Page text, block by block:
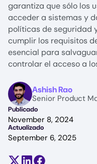
garantiza que sólo los
acceder a sistemas y
políticas de seguridad
cumplir los requisitos
esencial para
controlar el acceso a
ImageAshish Rao
Senior Product
Publicado
November 8, 2024
Actualizado
September 6, 2025